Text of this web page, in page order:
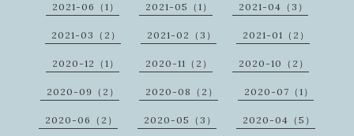
2021-06（1） 2021-05（1） 2021-04（3）
2021-03（2） 2021-02（3） 2021-01（2）
2020-12（1） 2020-11（2） 2020-10（2）
2020-09（2） 2020-08（2） 2020-07（1）
2020-06（2） 2020-05（3） 2020-04（5）